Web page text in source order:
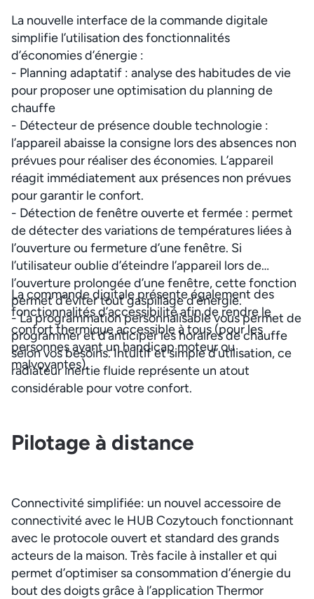
La nouvelle interface de la commande digitale
simplifie l’utilisation des fonctionnalités
d’économies d’énergie :
- Planning adaptatif : analyse des habitudes de vie
pour proposer une optimisation du planning de
chauffe
- Détecteur de présence double technologie :
l’appareil abaisse la consigne lors des absences non
prévues pour réaliser des économies. L’appareil
réagit immédiatement aux présences non prévues
pour garantir le confort.
- Détection de fenêtre ouverte et fermée : permet
de détecter des variations de températures liées à
l’ouverture ou fermeture d’une fenêtre. Si
l’utilisateur oublie d’éteindre l’appareil lors de
l’ouverture prolongée d’une fenêtre, cette fonction
permet d’éviter tout gaspillage d’énergie.
- La programmation personnalisable vous permet de
programmer et d’anticiper les horaires de chauffe
selon vos besoins. Intuitif et simple d’utilisation, ce
radiateur inertie fluide représente un atout
considérable pour votre confort.
La commande digitale présente également des
fonctionnalités d’accessibilité afin de rendre le
confort thermique accessible à tous (pour les
personnes ayant un handicap moteur ou
malvoyantes).
Pilotage à distance
Connectivité simplifiée: un nouvel accessoire de
connectivité avec le HUB Cozytouch fonctionnant
avec le protocole ouvert et standard des grands
acteurs de la maison. Très facile à installer et qui
permet d’optimiser sa consommation d’énergie du
bout des doigts grâce à l’application Thermor